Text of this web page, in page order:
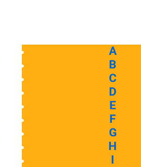
A
B
C
D
E
F
G
H
I